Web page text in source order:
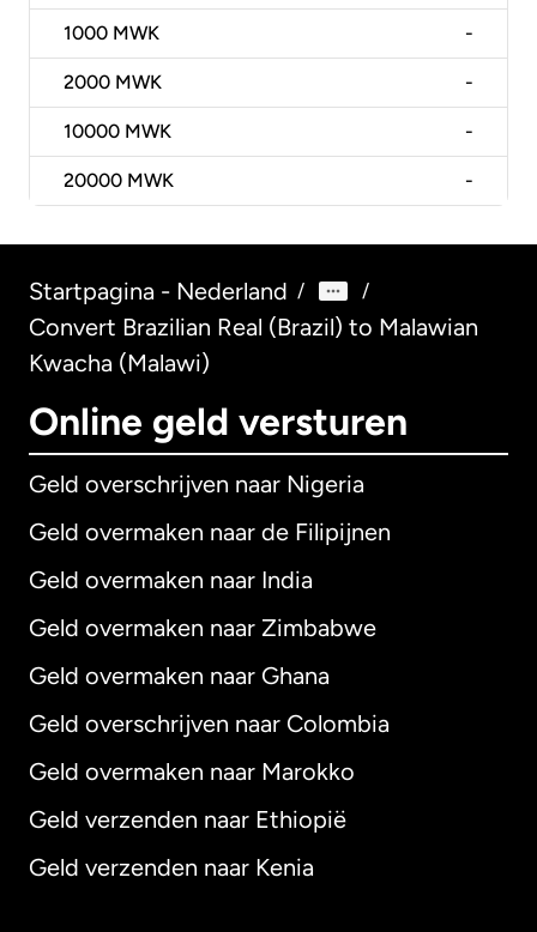
1000 MWK -
2000 MWK -
10000 MWK -
20000 MWK -
Startpagina - Nederland / /
Convert Brazilian Real (Brazil) to Malawian
Kwacha (Malawi)
Online geld versturen
Geld overschrijven naar Nigeria
Geld overmaken naar de Filipijnen
Geld overmaken naar India
Geld overmaken naar Zimbabwe
Geld overmaken naar Ghana
Geld overschrijven naar Colombia
Geld overmaken naar Marokko
Geld verzenden naar Ethiopië
Geld verzenden naar Kenia